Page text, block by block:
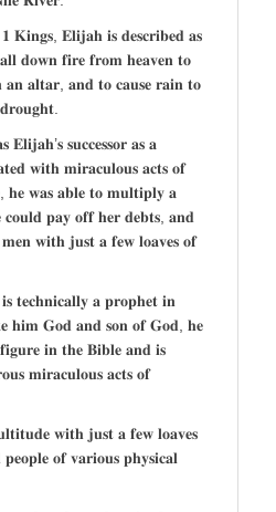
𝐊𝐢𝐧𝐠𝐬, 𝐄𝐥𝐢𝐣𝐚𝐡 𝐢𝐬 𝐝𝐞𝐬𝐜𝐫𝐢𝐛𝐞𝐝 𝐚𝐬
𝐝𝐨𝐰𝐧 𝐟𝐢𝐫𝐞 𝐟𝐫𝐨𝐦 𝐡𝐞𝐚𝐯𝐞𝐧 𝐭𝐨
𝐚𝐧 𝐚𝐥𝐭𝐚𝐫, 𝐚𝐧𝐝 𝐭𝐨 𝐜𝐚𝐮𝐬𝐞 𝐫𝐚𝐢𝐧 𝐭𝐨
𝐬𝐮𝐜𝐜𝐞𝐬𝐬𝐨𝐫 𝐚𝐬 𝐚
𝐰𝐢𝐭𝐡 𝐦𝐢𝐫𝐚𝐜𝐮𝐥𝐨𝐮𝐬 𝐚𝐜𝐭𝐬 𝐨𝐟
𝐡𝐞 𝐰𝐚𝐬 𝐚𝐛𝐥𝐞 𝐭𝐨 𝐦𝐮𝐥𝐭𝐢𝐩𝐥𝐲 𝐚
𝐜𝐨𝐮𝐥𝐝 𝐩𝐚𝐲 𝐨𝐟𝐟 𝐡𝐞𝐫 𝐝𝐞𝐛𝐭𝐬, 𝐚𝐧𝐝
𝐰𝐢𝐭𝐡 𝐣𝐮𝐬𝐭 𝐚 𝐟𝐞𝐰 𝐥𝐨𝐚𝐯𝐞𝐬 𝐨𝐟
𝐭𝐞𝐜𝐡𝐧𝐢𝐜𝐚𝐥𝐥𝐲 𝐚 𝐩𝐫𝐨𝐩𝐡𝐞𝐭 𝐢𝐧
𝐡𝐢𝐦 𝐆𝐨𝐝 𝐚𝐧𝐝 𝐬𝐨𝐧 𝐨𝐟 𝐆𝐨𝐝, 𝐡𝐞
𝐢𝐧 𝐭𝐡𝐞 𝐁𝐢𝐛𝐥𝐞 𝐚𝐧𝐝 𝐢𝐬
𝐦𝐢𝐫𝐚𝐜𝐮𝐥𝐨𝐮𝐬 𝐚𝐜𝐭𝐬 𝐨𝐟
𝐰𝐢𝐭𝐡 𝐣𝐮𝐬𝐭 𝐚 𝐟𝐞𝐰 𝐥𝐨𝐚𝐯𝐞𝐬
𝐨𝐟 𝐯𝐚𝐫𝐢𝐨𝐮𝐬 𝐩𝐡𝐲𝐬𝐢𝐜𝐚𝐥